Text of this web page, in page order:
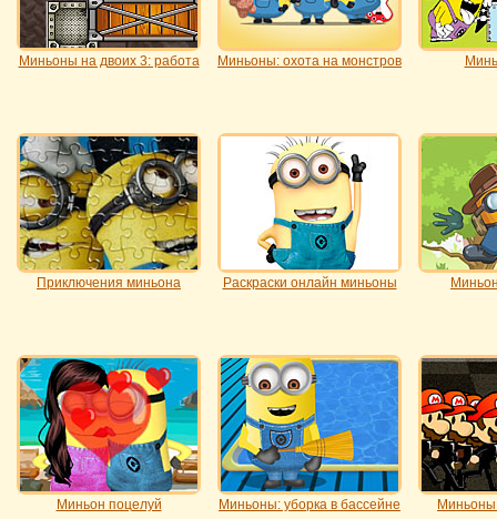
Миньоны на двоих 3: работа Миньоны: охота на монстров
Приключения миньона Раскраски онлайн миньоны
Миньон поцелуй Миньоны: уборка в бассейне Миньоны